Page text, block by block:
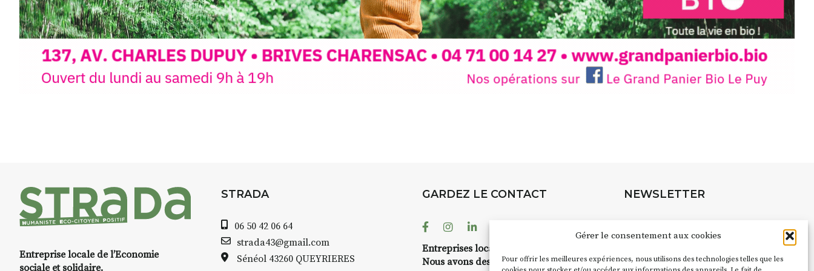
Gérer le consentement aux cookies
Pour offrir les meilleures expériences, nous utilisons des technologies telles que les
INTERVIEW
permanente. Chaque année, le 1er dimanche
d’août, l’association
Arts dans le village
. Des artistes et artisans
investissent les rues, les caves, les granges
d’Auzon. Le Fumoir est l’un de ces espaces
temporaires d’accueil de la culture. Il s’associe
Entreprise locale de l’Economie
sociale et solidaire.
STRADA
06 50 42 06 64
strada43@gmail.com
Sénéol 43260 QUEYRIERES
GARDEZ LE CONTACT
FacebookInstagramLinkedin
Entreprises locales ?
Nous avons des solutions pubs pour
NEWSLETTER